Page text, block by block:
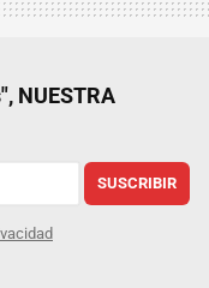
NUESTRA
SUSCRIBIR